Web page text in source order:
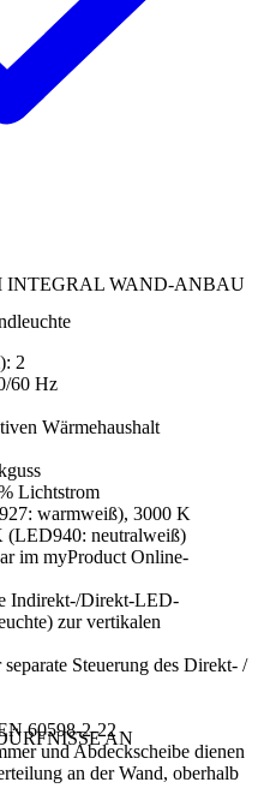
INTEGRAL WAND-ANBAU
2
60 Hz
Wärmehaushalt
Lichtstrom
warmweiß), 3000 K
neutralweiß)
im myProduct Online-
Indirekt-/Direkt-LED-
zur vertikalen
Steuerung des Direkt- /
60598-2-22
und Abdeckscheibe dienen
an der Wand, oberhalb
AN